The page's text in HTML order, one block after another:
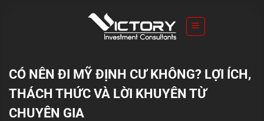
CÓ NÊN ĐI MỸ ĐỊNH CƯ KHÔNG? LỢI ÍCH,
THÁCH THỨC VÀ LỜI KHUYÊN TỪ
CHUYÊN GIA